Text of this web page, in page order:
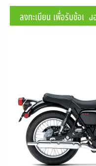
ลงทะเบียน เพื่อรับข้อเส